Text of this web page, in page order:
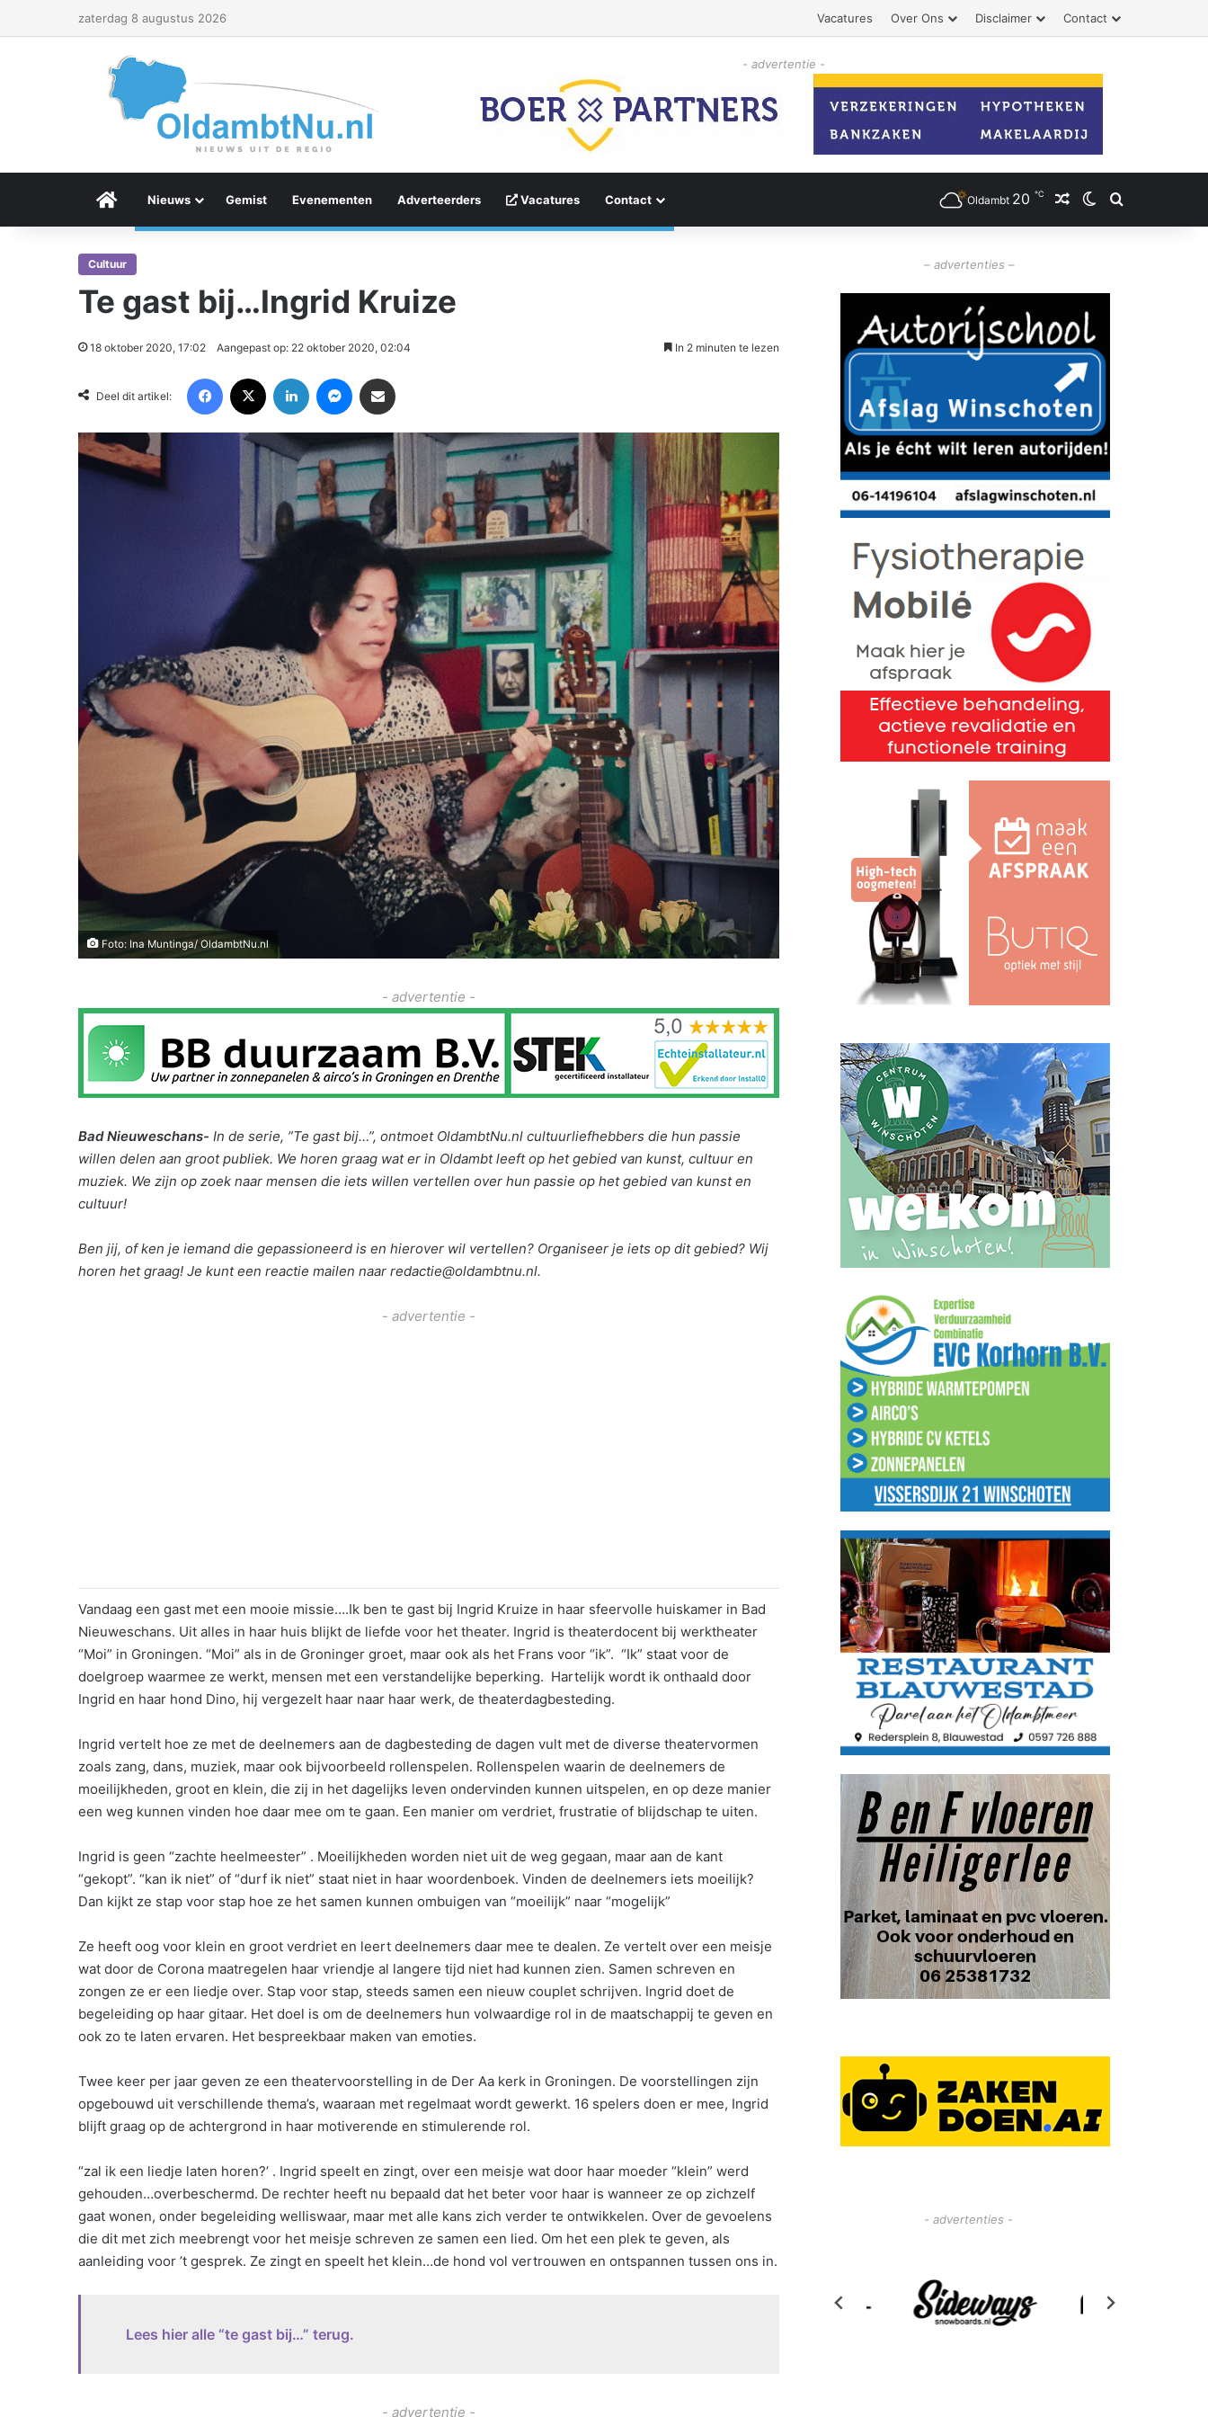
zaterdag 8 augustus 2026 Vacatures Over Ons Disclaimer Contact
- advertentie -
Menu Item
Nieuws Gemist Evenementen Adverteerders Vacatures Contact Oldambt 20 ℃ Willekeurig artikel
Switch skin
Zoeken
Cultuur
Te gast bij…Ingrid Kruize
18 oktober 2020, 17:02 Aangepast op: 22 oktober 2020, 02:04 In 2 minuten te lezen
Deel dit artikel:
Foto: Ina Muntinga/ OldambtNu.nl
- advertentie -
Bad Nieuweschans- In de serie, ”Te gast bij…”, ontmoet OldambtNu.nl cultuurliefhebbers die hun passie
willen delen aan groot publiek. We horen graag wat er in Oldambt leeft op het gebied van kunst, cultuur en
muziek. We zijn op zoek naar mensen die iets willen vertellen over hun passie op het gebied van kunst en
cultuur!
Ben jij, of ken je iemand die gepassioneerd is en hierover wil vertellen? Organiseer je iets op dit gebied? Wij
horen het graag! Je kunt een reactie mailen naar redactie@oldambtnu.nl.
- advertentie -
Vandaag een gast met een mooie missie….Ik ben te gast bij Ingrid Kruize in haar sfeervolle huiskamer in Bad
Nieuweschans. Uit alles in haar huis blijkt de liefde voor het theater. Ingrid is theaterdocent bij werktheater
“Moi” in Groningen. “Moi” als in de Groninger groet, maar ook als het Frans voor “ik”. “Ik” staat voor de
doelgroep waarmee ze werkt, mensen met een verstandelijke beperking. Hartelijk wordt ik onthaald door
Ingrid en haar hond Dino, hij vergezelt haar naar haar werk, de theaterdagbesteding.
Ingrid vertelt hoe ze met de deelnemers aan de dagbesteding de dagen vult met de diverse theatervormen
zoals zang, dans, muziek, maar ook bijvoorbeeld rollenspelen. Rollenspelen waarin de deelnemers de
moeilijkheden, groot en klein, die zij in het dagelijks leven ondervinden kunnen uitspelen, en op deze manier
een weg kunnen vinden hoe daar mee om te gaan. Een manier om verdriet, frustratie of blijdschap te uiten.
Ingrid is geen “zachte heelmeester” . Moeilijkheden worden niet uit de weg gegaan, maar aan de kant
“gekopt”. “kan ik niet” of “durf ik niet” staat niet in haar woordenboek. Vinden de deelnemers iets moeilijk?
Dan kijkt ze stap voor stap hoe ze het samen kunnen ombuigen van “moeilijk” naar “mogelijk”
Ze heeft oog voor klein en groot verdriet en leert deelnemers daar mee te dealen. Ze vertelt over een meisje
wat door de Corona maatregelen haar vriendje al langere tijd niet had kunnen zien. Samen schreven en
zongen ze er een liedje over. Stap voor stap, steeds samen een nieuw couplet schrijven. Ingrid doet de
begeleiding op haar gitaar. Het doel is om de deelnemers hun volwaardige rol in de maatschappij te geven en
ook zo te laten ervaren. Het bespreekbaar maken van emoties.
Twee keer per jaar geven ze een theatervoorstelling in de Der Aa kerk in Groningen. De voorstellingen zijn
opgebouwd uit verschillende thema’s, waaraan met regelmaat wordt gewerkt. 16 spelers doen er mee, Ingrid
blijft graag op de achtergrond in haar motiverende en stimulerende rol.
“zal ik een liedje laten horen?’ . Ingrid speelt en zingt, over een meisje wat door haar moeder “klein” werd
gehouden…overbeschermd. De rechter heeft nu bepaald dat het beter voor haar is wanneer ze op zichzelf
gaat wonen, onder begeleiding welliswaar, maar met alle kans zich verder te ontwikkelen. Over de gevoelens
die dit met zich meebrengt voor het meisje schreven ze samen een lied. Om het een plek te geven, als
aanleiding voor ’t gesprek. Ze zingt en speelt het klein…de hond vol vertrouwen en ontspannen tussen ons in.
Lees hier alle “te gast bij…” terug.
- advertentie -
– advertenties –
- advertenties -